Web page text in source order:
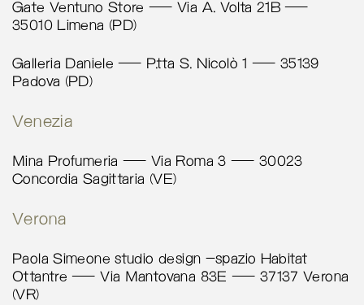
Riva del Garda TN 38066
Italy
More info
Calcola percorso
Interno 11
Via Mantova, 30
Trento 38100
More info
Gate Ventuno Store – Via A. Volta 21B –
35010 Limena (PD)
Galleria Daniele – P.tta S. Nicolò 1 – 35139
Padova (PD)
Venezia
Mina Profumeria – Via Roma 3 – 30023
Concordia Sagittaria (VE)
Verona
Paola Simeone studio design -spazio Habitat
Ottantre – Via Mantovana 83E – 37137 Verona
(VR)